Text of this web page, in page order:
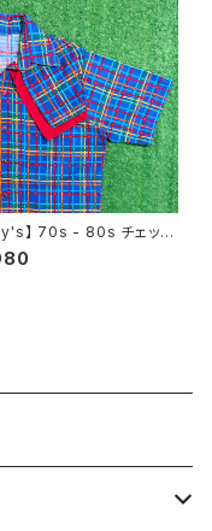
】 70s - 80s チェック
タン デザイン シャツ / 7
80年代 古着 レディース